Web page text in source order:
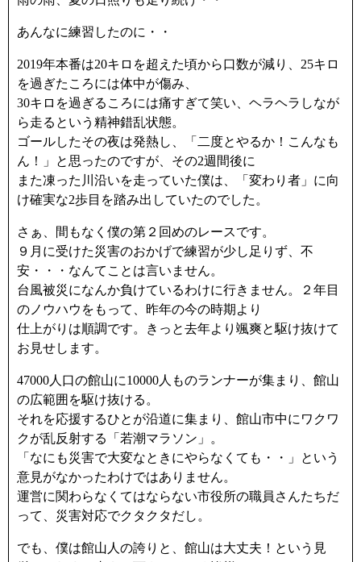
あんなに練習したのに・・
2019年本番は20キロを超えた頃から口数が減り、25キロ
を過ぎたころには体中が傷み、
30キロを過ぎるころには痛すぎて笑い、ヘラヘラしなが
ら走るという精神錯乱状態。
ゴールしたその夜は発熱し、「二度とやるか！こんなも
ん！」と思ったのですが、その2週間後に
また凍った川沿いを走っていた僕は、「変わり者」に向
け確実な2歩目を踏み出していたのでした。
さぁ、間もなく僕の第２回めのレースです。
９月に受けた災害のおかげで練習が少し足りず、不
安・・・なんてことは言いません。
台風被災になんか負けているわけに行きません。２年目
のノウハウをもって、昨年の今の時期より
仕上がりは順調です。きっと去年より颯爽と駆け抜けて
お見せします。
47000人口の館山に10000人ものランナーが集まり、館山
の広範囲を駆け抜ける。
それを応援するひとが沿道に集まり、館山市中にワクワ
クが乱反射する「若潮マラソン」。
「なにも災害で大変なときにやらなくても・・」という
意見がなかったわけではありません。
運営に関わらなくてはならない市役所の職員さんたちだ
って、災害対応でクタクタだし。
でも、僕は館山人の誇りと、館山は大丈夫！という見